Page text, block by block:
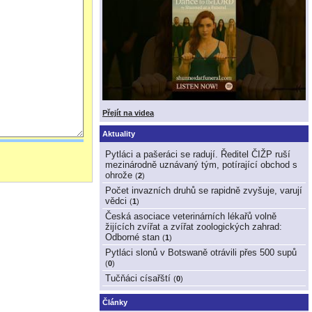
Přejít na videa
Aktuality
Pytláci a pašeráci se radují. Ředitel ČIŽP ruší
mezinárodně uznávaný tým, potírající obchod s
ohrože (2)
Počet invazních druhů se rapidně zvyšuje, varují
vědci (1)
Česká asociace veterinárních lékařů volně
žijících zvířat a zvířat zoologických zahrad:
Odborné stan (1)
Pytláci slonů v Botswaně otrávili přes 500 supů
(0)
Tučňáci císařští (0)
Články